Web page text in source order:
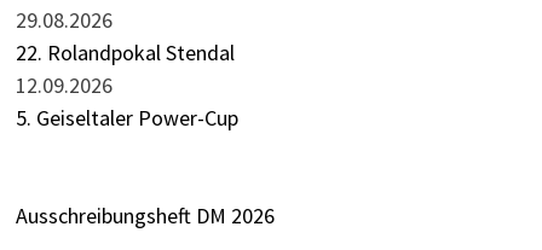
29.08.2026
22. Rolandpokal Stendal
12.09.2026
5. Geiseltaler Power-Cup
Ausschreibungsheft DM 2026